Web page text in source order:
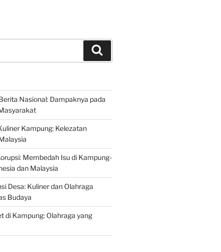
Nasional: Dampaknya pada
Kampung: Kelezatan
Membedah Isu di Kampung-
dan Malaysia
Desa: Kuliner dan Olahraga
Budaya
di Kampung: Olahraga yang